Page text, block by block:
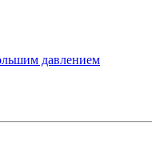
давлением